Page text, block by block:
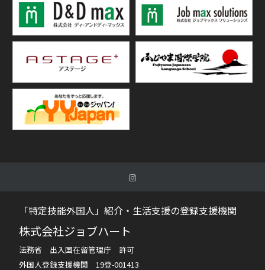
「特定技能外国人」紹介・生活支援の登録支援機関
株式会社ジョブハート
法務省 出入国在留管理庁 許可
外国人登録支援機関 19登-001413